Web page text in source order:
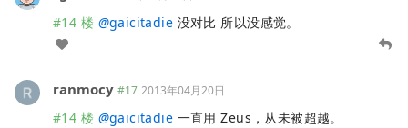
#14 楼 @gaicitadie 没对比 所以没感觉。
ranmocy #17 2013年04月20日
#14 楼 @gaicitadie 一直用 Zeus，从未被超越。